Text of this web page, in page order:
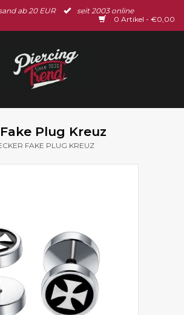
ab 20 EUR
seit 2003 online
0 Artikel - €0,00
Plug Kreuz
FAKE PLUG KREUZ